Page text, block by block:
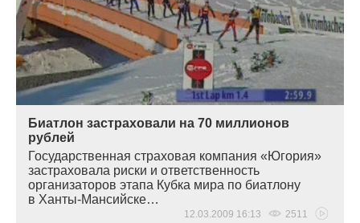
Биатлон застраховали на 70 миллионов
рублей
Государственная страховая компания «Югория»
застраховала риски и ответственность
организаторов этапа Кубка мира по биатлону
в Ханты-Мансийске…
12.03.2009 16:13 2511